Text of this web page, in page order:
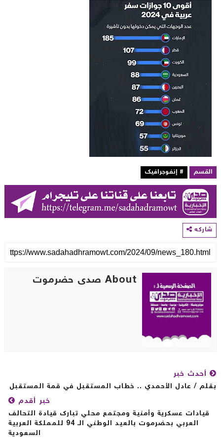
# إنفوجرافيك
About صدى حضرموت
أحدث خبر
/ عادل الأحمدي ‏.. خطاب المستقبل في قمة المستقبل
خبر أقدم
قيادات عسكرية وأمنية ومجتمع محلي تبارك قيادة التحالف
العربي بحضرموت بالعيد الوطني الـ 94 للمملكة العربية
السعودية